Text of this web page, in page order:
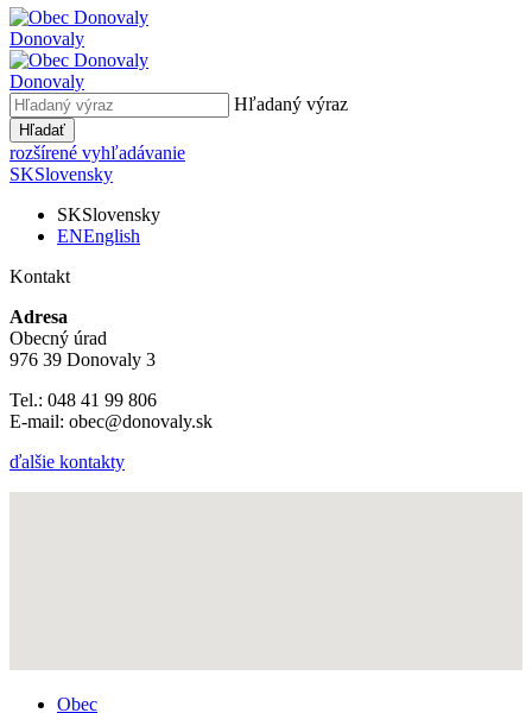
Donovaly
Donovaly
Hľadaný výraz
Hľadať
rozšírené vyhľadávanie
SKSlovensky
SKSlovensky
ENEnglish
Kontakt
Adresa
Obecný úrad
976 39 Donovaly 3
Tel.: 048 41 99 806
E-mail: obec@donovaly.sk
ďalšie kontakty
Obec